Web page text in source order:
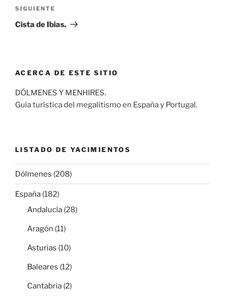
Siguiente
entrada
SIGUIENTE
Cista de Ibias.
ACERCA DE ESTE SITIO
DÓLMENES Y MENHIRES.
Guía turística del megalitismo en España y Portugal.
LISTADO DE YACIMIENTOS
Dólmenes (208)
España (182)
Andalucía (28)
Aragón (11)
Asturias (10)
Baleares (12)
Cantabria (2)